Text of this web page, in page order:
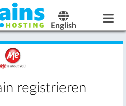
English
registrieren